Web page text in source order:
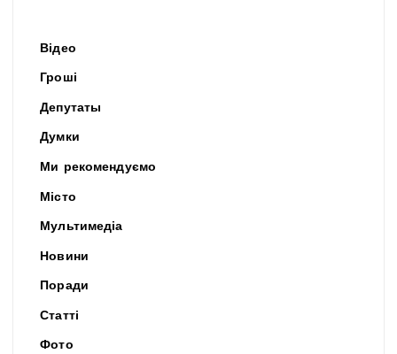
Відео
Гроші
Депутаты
Думки
Ми рекомендуємо
Місто
Мультимедіа
Новини
Поради
Статті
Фото